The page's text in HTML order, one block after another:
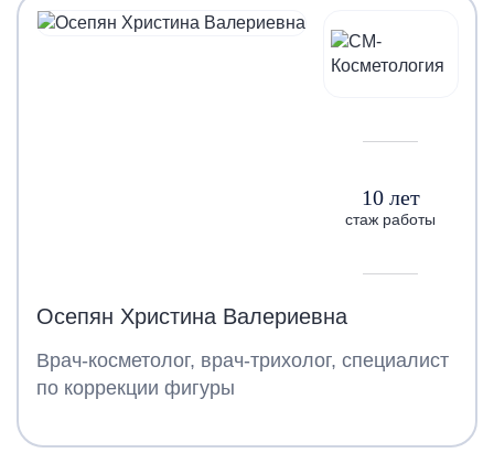
10 лет
стаж работы
Осепян Христина Валериевна
Врач-косметолог, врач-трихолог, специалист
по коррекции фигуры